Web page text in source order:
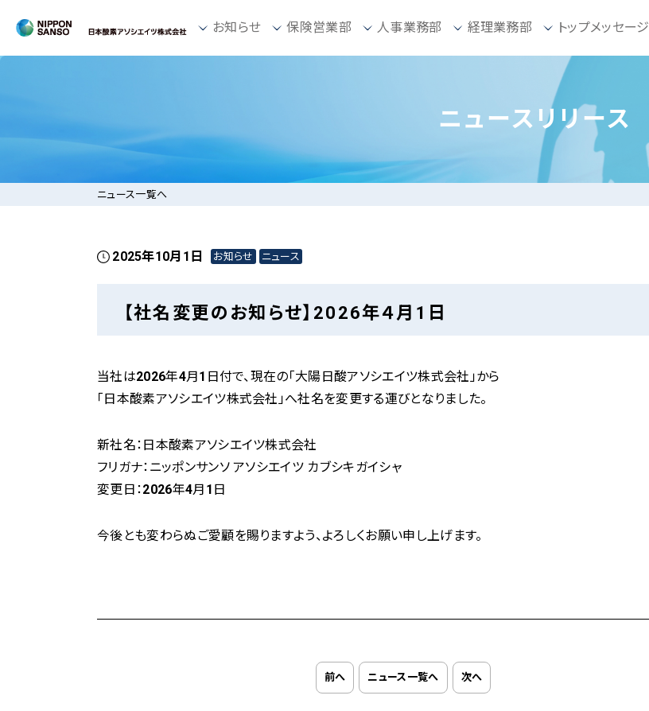
お知らせ 保険営業部 人事業務部 経理業務部 トップメッセージ
ニュースリリース
ニュース一覧へ
2025年10月1日 お知らせ ニュース
【社名変更のお知らせ】2026年４月1日
当社は2026年4月1日付で、現在の「大陽日酸アソシエイツ株式会社」から
「日本酸素アソシエイツ株式会社」へ社名を変更する運びとなりました。
新社名：日本酸素アソシエイツ株式会社
フリガナ：ニッポンサンソ アソシエイツ カブシキガイシャ
変更日：2026年4月1日
今後とも変わらぬご愛顧を賜りますよう、よろしくお願い申し上げます。
前へ ニュース一覧へ 次へ